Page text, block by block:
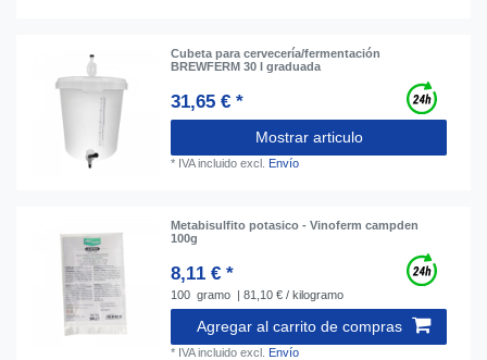
Cubeta para cervecería/fermentación
BREWFERM 30 l graduada
31,65 € *
Mostrar articulo
* IVA incluido excl. Envío
Metabisulfito potasico - Vinoferm campden
100g
8,11 € *
100 gramo | 81,10 € / kilogramo
Agregar al carrito de compras
* IVA incluido excl. Envío